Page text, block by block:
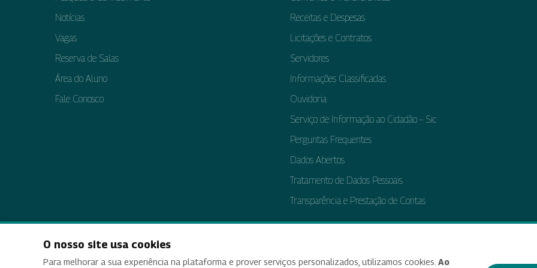
Notícias
Vagas
Reserva de Salas
Área do Aluno
Fale Conosco
Receitas e Despesas
Licitações e Contratos
Servidores
Informações Classificadas
Ouvidoria
Serviço de Informação ao Cidadão – Sic
Perguntas Frequentes
Dados Abertos
Tratamento de Dados Pessoais
Transparência e Prestação de Contas
O nosso site usa cookies
Para melhorar a sua experiência na plataforma e prover serviços personalizados, utilizamos cookies. Ao